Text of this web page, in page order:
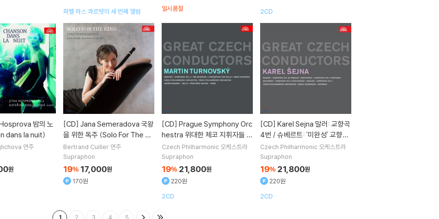
파벨 하스 콰르텟의 세 번째 앨범 일시품절 2CD
dans la nuit)
연주
원
[CD]
을 위한 독주 (Solo For The Kin
g)
Bertrand Cuiller 연주
Supraphon
19% 17,000원
170원
[CD]
hestra 위대한 체코 지휘자들 -
마르틴 투르노프스키 (Great C
zech Conductors - Martin T
urnovsky)
Czech Philharmonic 오케스트라
Supraphon
19% 21,800원
220원
2CD
[CD]
4번 / 슈베르트: '미완성' 교향곡
(Mahler: Symphony No. 4 in
G major / Schubert: Symph
ony No. 8 in B minor, D759
'Unfinished')
Czech Philharmonic 오케스트라
Supraphon
19% 21,800원
220원
2CD
1 2 3 4 5